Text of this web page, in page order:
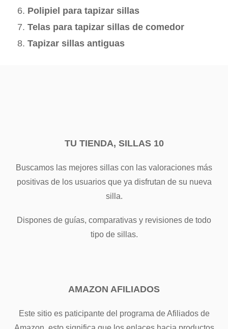
Polipiel para tapizar sillas
Telas para tapizar sillas de comedor
Tapizar sillas antiguas
TU TIENDA, SILLAS 10
Buscamos las mejores sillas con las valoraciones más
positivas de los usuarios que ya disfrutan de su nueva
silla.
Dispones de guías, comparativas y revisiones de todo
tipo de sillas.
AMAZON AFILIADOS
Este sitio es paticipante del programa de Afiliados de